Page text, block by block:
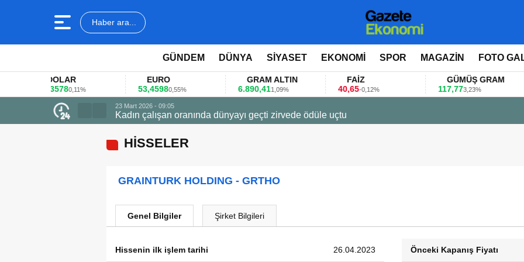
Haber ara...
GÜNDEM DÜNYA SİYASET EKONOMİ SPOR MAGAZİN FOTO
DOLAR
0,11%
EURO
53,45980,55%
GRAM ALTIN
6.890,411,09%
40,65-0,12%
GÜMÜŞ GRAM
117,773,23%
23 Mart 2026 - 09:05
Kadın çalışan oranında dünyayı geçti zirvede ödüle uçtu
HİSSELER
GRAINTURK HOLDING - GRTHO
Genel Bilgiler Şirket Bilgileri
Hissenin ilk işlem tarihi 26.04.2023 Önceki Kapanış Fiyatı